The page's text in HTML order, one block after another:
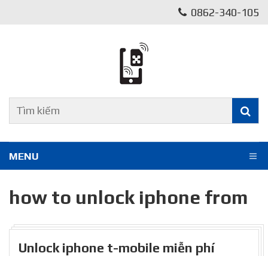
0862-340-105
MENU
how to unlock iphone from
Unlock iphone t-mobile miễn phí